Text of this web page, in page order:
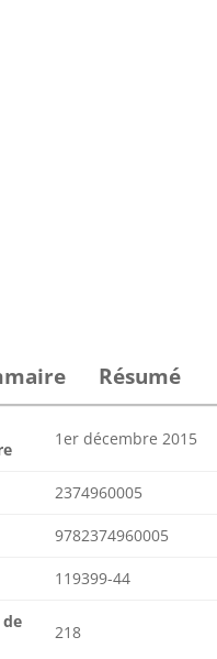
Résumé
1er décembre 2015
2374960005
9782374960005
119399-44
218